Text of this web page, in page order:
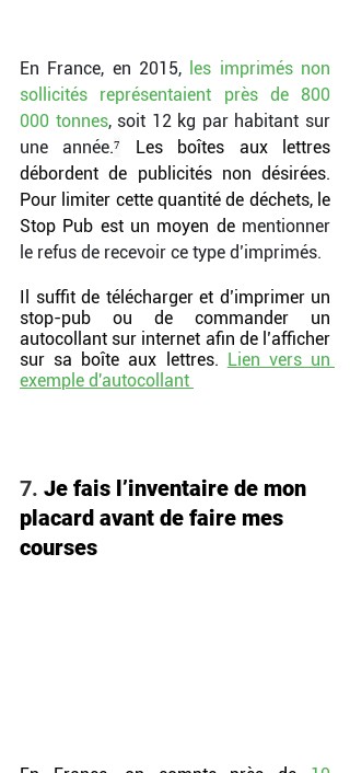
En France, en 2015, les imprimés non
sollicités représentaient près de 800
000 tonnes, soit 12 kg par habitant sur
une année.⁷
Les boîtes aux lettres
débordent de publicités non désirées.
Pour limiter cette quantité de déchets, le
Stop Pub est un moyen de mentionner
le refus de recevoir ce type d’imprimés.
Il suffit de télécharger et d’imprimer un
stop-pub ou de commander un
autocollant sur internet afin de l’afficher
sur sa boîte aux lettres. Lien vers un
exemple d'autocollant
7. Je fais l’inventaire de mon
placard avant de faire mes
courses